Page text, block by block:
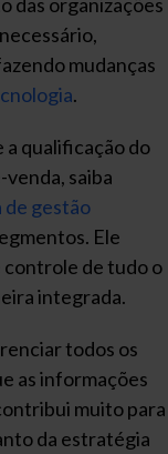
das organizações
mudanças
.
a qualificação do
saiba
de gestão
Ele
controle de tudo o
integrada.
todos os
as informações
muito para
da estratégia